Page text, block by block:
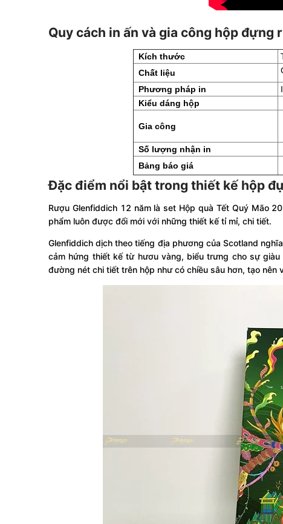
Quy cách in ấn và gia công hộp
Kích thước
Chất liệu
Phương pháp in
Kiểu dáng hộp
Gia công
Số lượng nhận in
Bảng báo giá
Đặc điểm nổi bật trong thiết kế hộp
Rượu Glenfiddich 12 năm là set Hộp quà Tết Quý Mão
phẩm luôn được đổi mới với những thiết kế tỉ mỉ, chi tiết.
Glenfiddich dịch theo tiếng địa phương của Scotland
cảm hứng thiết kế từ hươu vàng, biểu trưng cho sự
đường nét chi tiết trên hộp như có chiều sâu hơn, tạo nên